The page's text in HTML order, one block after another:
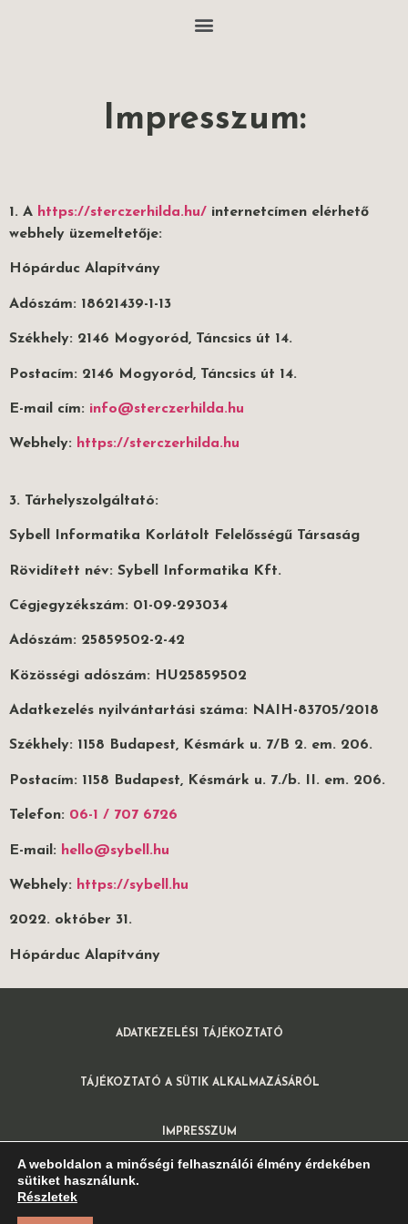
Impresszum:
1. A https://sterczerhilda.hu/ internetcímen elérhető
webhely üzemeltetője:
Hópárduc Alapítvány
Adószám: 18621439-1-13
Székhely: 2146 Mogyoród, Táncsics út 14.
Postacím: 2146 Mogyoród, Táncsics út 14.
E-mail cím: info@sterczerhilda.hu
Webhely: https://sterczerhilda.hu
3. Tárhelyszolgáltató:
Sybell Informatika Korlátolt Felelősségű Társaság
Rövidített név: Sybell Informatika Kft.
Cégjegyzékszám: 01-09-293034
Adószám: 25859502-2-42
Közösségi adószám: HU25859502
Adatkezelés nyilvántartási száma: NAIH-83705/2018
Székhely: 1158 Budapest, Késmárk u. 7/B 2. em. 206.
Postacím: 1158 Budapest, Késmárk u. 7./b. II. em. 206.
Telefon: 06-1 / 707 6726
E-mail: hello@sybell.hu
Webhely: https://sybell.hu
2022. október 31.
Hópárduc Alapítvány
ADATKEZELÉSI TÁJÉKOZTATÓ
TÁJÉKOZTATÓ A SÜTIK ALKALMAZÁSÁRÓL
IMPRESSZUM
©Sterczer Hilda 2022. | Minden jog fenntartva. | Made with ❤
A weboldalon a minőségi felhasználói élmény érdekében
sütiket használunk.
Részletek